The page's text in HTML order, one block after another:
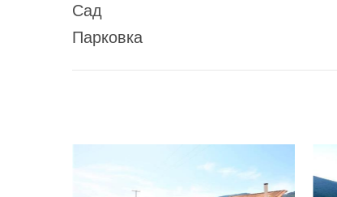
Сад
Парковка